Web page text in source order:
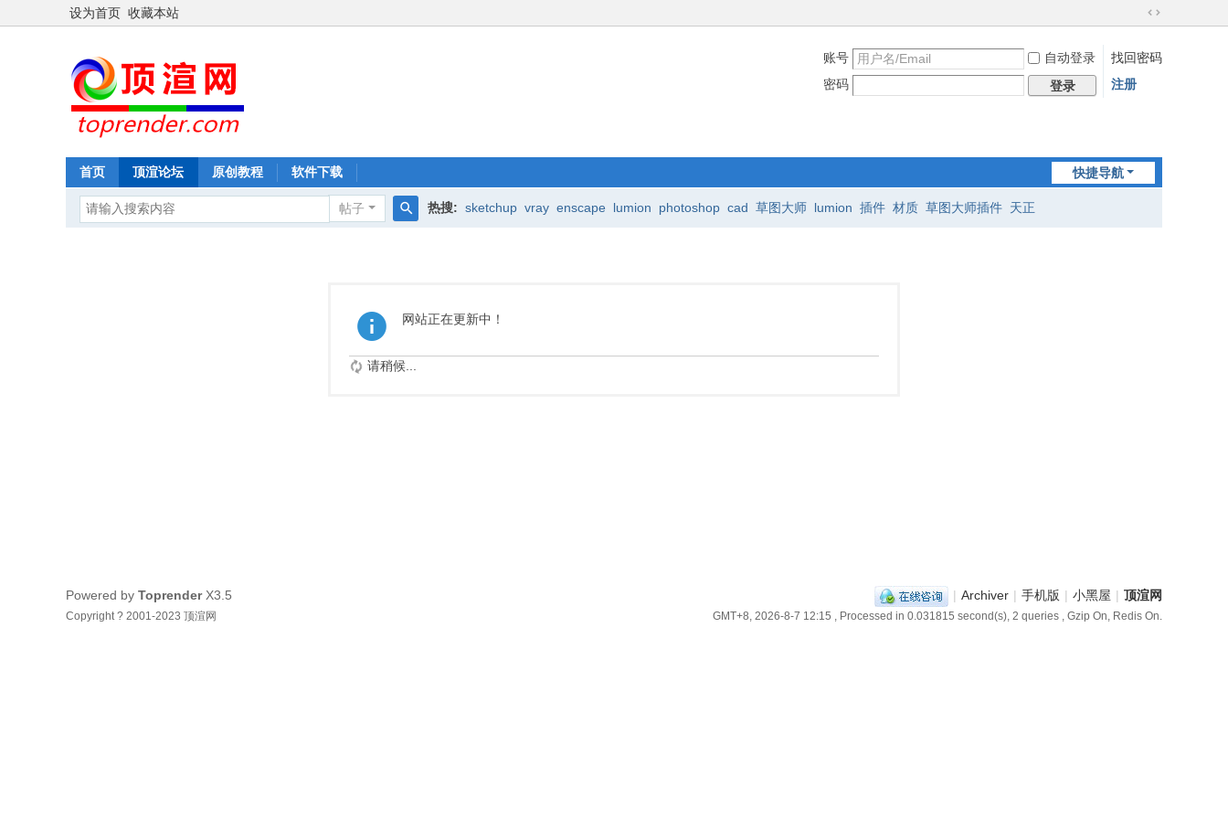
设为首页 收藏本站
切
到
账号 自动登录
找回密码
密码
登录 注册
快捷导航
首页 顶渲论坛 原创教程 软件下载
帖子 热搜: sketchup vray enscape lumion photoshop cad 草图大师 lumion 插件 材质 草图大师插件 天正
网站正在更新中！
请稍候...
| Archiver | 手机版 | 小黑屋 | 顶渲网
GMT+8, 2026-8-7 12:15 , Processed in 0.031815 second(s), 2 queries , Gzip On, Redis On.
Powered by Toprender X3.5
Copyright ? 2001-2023 顶渲网